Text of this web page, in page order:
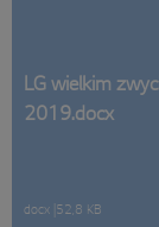
LG wielkim
2019.docx
docx 52,8 KB